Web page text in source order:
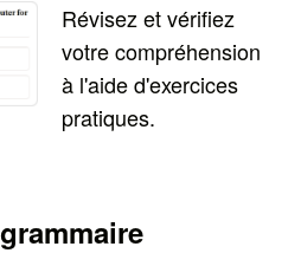
Révisez et vérifiez
votre compréhension
à l'aide d'exercices
pratiques.